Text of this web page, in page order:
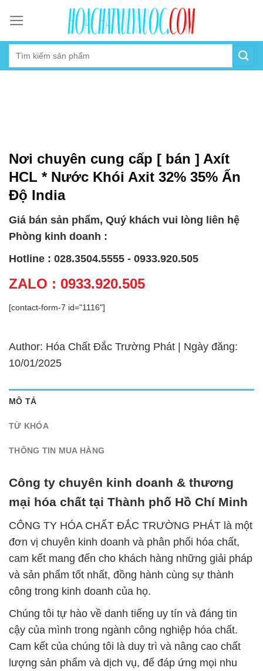
content
Nơi chuyên cung cấp [ bán ] Axít
HCL * Nước Khói Axit 32% 35% Ấn
Độ India
Giá bán sản phẩm, Quý khách vui lòng liên hệ
Phòng kinh doanh :
Hotline : 028.3504.5555 - 0933.920.505
ZALO : 0933.920.505
[contact-form-7 id="1116"]
Author: Hóa Chất Đắc Trường Phát | Ngày đăng:
10/01/2025
MÔ TẢ
TỪ KHÓA
THÔNG TIN MUA HÀNG
Công ty chuyên kinh doanh & thương
mại hóa chất tại Thành phố Hồ Chí Minh
CÔNG TY HÓA CHẤT ĐẮC TRƯỜNG PHÁT là một
đơn vị chuyên kinh doanh và phân phối hóa chất,
cam kết mang đến cho khách hàng những giải pháp
và sản phẩm tốt nhất, đồng hành cùng sự thành
công trong kinh doanh của họ.
Chúng tôi tự hào về danh tiếng uy tín và đáng tin
cậy của mình trong ngành công nghiệp hóa chất.
Cam kết của chúng tôi là duy trì và nâng cao chất
lượng sản phẩm và dịch vụ, để đáp ứng mọi nhu